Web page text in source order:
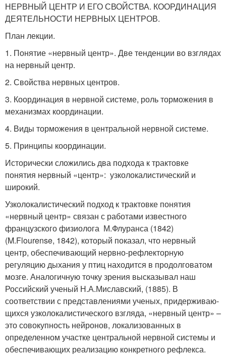
НЕРВНЫЙ ЦЕНТР И ЕГО СВОЙСТВА. КООРДИНАЦИЯ
ДЕЯТЕЛЬНОСТИ НЕРВНЫХ ЦЕНТРОВ.
План лекции.
1. Понятие «нервный центр». Две тенденции во взглядах
на нервный центр.
2. Свойства нервных центров.
3. Координация в нервной системе, роль торможения в
механизмах координации.
4. Виды торможения в центральной нервной системе.
5. Принципы координации.
Исторически сложились два подхода к трактовке
понятия нервный «центр»: узколокалистический и
широкий.
Узколокалистический подход к трактовке понятия
«нервный центр» связан с работами известного
французского физиолога М.Флуранса (1842)
(M.Flourense, 1842), который показал, что нервный
центр, обеспечивающий нервно-рефлекторную
регуляцию дыхания у птиц находится в продолговатом
мозге. Аналогичную точку зрения высказывал наш
Российский ученый Н.А.Миславский, (1885). В
соответствии с представлениями ученых, придерживаю-
щихся узколокалистического взгляда, «нервный центр» –
это совокупность нейронов, локализованных в
определенном участке центральной нервной системы и
обеспечивающих реализацию конкретного рефлекса.